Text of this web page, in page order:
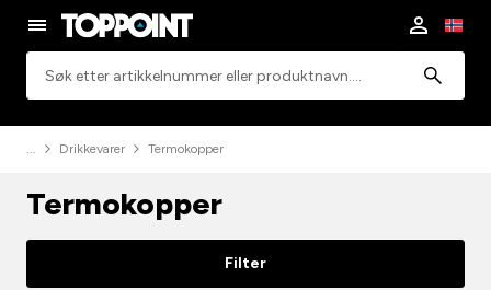
Drikkevarer Termokopper
Termokopper
Filter